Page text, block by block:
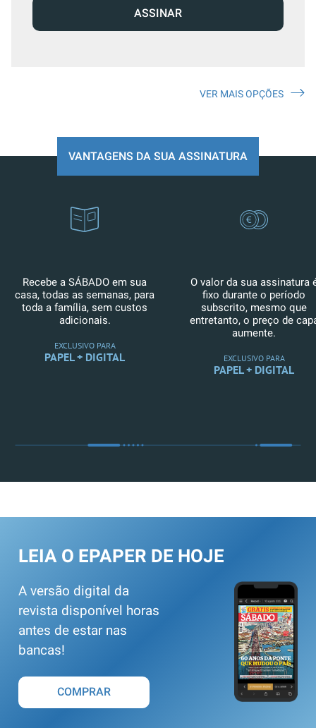
ASSINAR
VER MAIS OPÇÕES
VANTAGENS DA SUA ASSINATURA
Recebe a SÁBADO em sua
casa, todas as semanas, para
toda a família, sem custos
adicionais.
EXCLUSIVO PARA
PAPEL + DIGITAL
O valor da sua assinatura
fixo durante o período
subscrito, mesmo que
entretanto, o preço de
aumente.
EXCLUSIVO PARA
PAPEL + DIGITAL
LEIA O EPAPER DE HOJE
A versão digital da
revista disponível horas
antes de estar nas
bancas!
COMPRAR